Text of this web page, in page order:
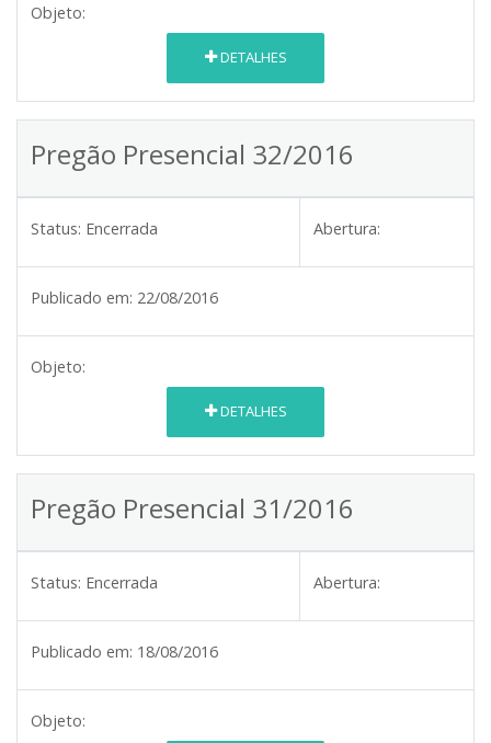
Objeto:
DETALHES
Pregão Presencial 32/2016
Status: Encerrada Abertura:
Publicado em: 22/08/2016
Objeto:
DETALHES
Pregão Presencial 31/2016
Status: Encerrada Abertura:
Publicado em: 18/08/2016
Objeto: